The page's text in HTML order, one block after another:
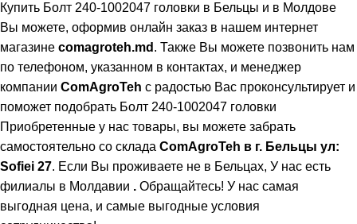
Купить Болт 240-1002047 головки в Бельцы и в Молдове
Вы можете, оформив онлайн заказ в нашем интернет
магазине comagroteh.md . Также Вы можете позвонить нам
по телефоном, указанном в контактах, и менеджер
компании ComAgroTeh с радостью Вас проконсультирует и
поможет подобрать Болт 240-1002047 головки
Приобретенные у нас товары, вы можете забрать
самостоятельно со склада ComAgroTeh в г. Бельцы ул:
Sofiei 27. Если Вы проживаете не в Бельцах, У нас есть
филиалы в Молдавии . Обращайтесь! У нас самая
выгодная цена, и самые выгодные условия